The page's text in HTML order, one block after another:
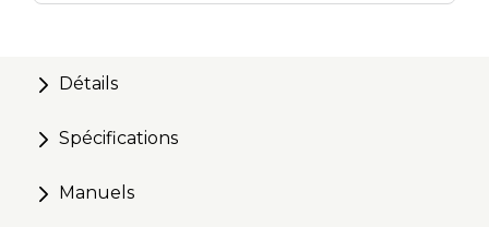
Détails
Spécifications
Manuels